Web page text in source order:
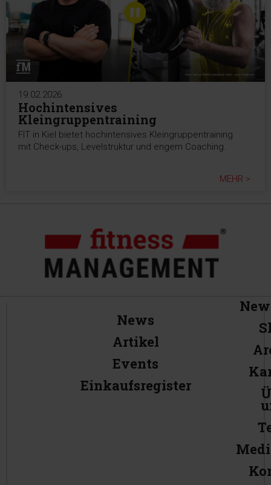
19.02.2026
Hochintensives
Kleingruppentraining
FIT in Kiel bietet hochintensives Kleingruppentraining
mit Check-ups, Levelstruktur und engem Coaching.
MEHR >
News
Artikel
Events
Einkaufsregister